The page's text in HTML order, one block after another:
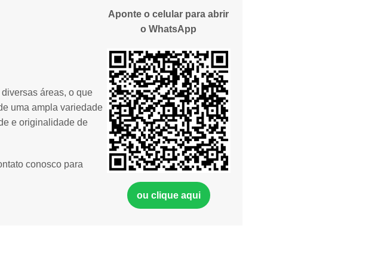
áreas, o que
uma ampla variedade
e originalidade de
conosco para
Aponte o celular para abrir
o WhatsApp
ou clique aqui